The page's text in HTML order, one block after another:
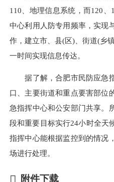
110、地理信息系统，而120
中心利用人防专用频率，实现
作，建立市、县(区)、街道(乡
一时间实现信息传达。
据了解，合肥市民防应急
口、主要街道和重点要害部位
急指挥中心和公安部门共享。
段和重要目标实行24小时全天
指挥中心能根据监控到的情况
场进行处理。
附件下载